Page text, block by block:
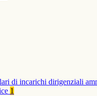
di incarichi dirigenziali
1